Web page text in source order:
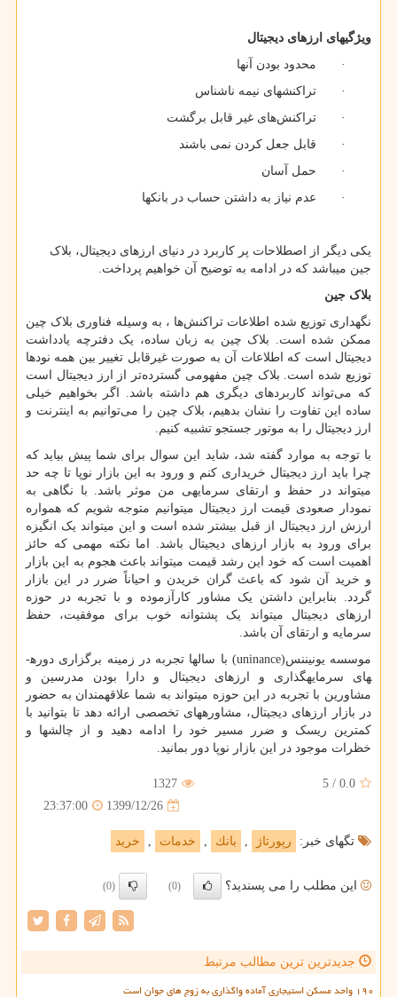
ویژگی­های ارزهای دیجیتال
· محدود بودن آن­ها
· تراکنش­های نیمه ناشناس
· تراکنش‌های غیر قابل برگشت
· قابل جعل کردن نمی باشند
· حمل آسان
· عدم نیاز به داشتن حساب در بانک­ها
یکی دیگر از اصطلاحات پر کاربرد در دنیای ارزهای دیجیتال، بلاک
جین می­باشد که در ادامه به توضیح آن خواهیم پرداخت.
بلاک جین
نگهداری توزیع شده اطلاعات تراکنش‌ها ، به وسیله فناوری بلاک چین
ممکن شده است. بلاک چین به زبان ساده، یک دفترچه یادداشت
دیجیتال است که اطلاعات آن به صورت غیرقابل تغییر بین همه نودها
توزیع شده است. بلاک چین مفهومی گسترده‌تر از ارز دیجیتال است
که می‌تواند کاربردهای دیگری هم داشته باشد. اگر بخواهیم خیلی
ساده این تفاوت را نشان بدهیم، بلاک چین را می‌توانیم به اینترنت و
ارز دیجیتال را به موتور جستجو تشبیه کنیم.
با توجه به موارد گفته شد، شاید این سوال برای شما پیش بیاید که
چرا باید ارز دیجیتال خریداری کنم و ورود به این بازار نوپا تا چه حد
می­تواند در حفظ و ارتقای سرمایه­ی من موثر باشد. با نگاهی به
نمودار صعودی قیمت ارز دیجیتال میتوانیم متوجه شویم که همواره
ارزش ارز دیجیتال از قبل بیشتر شده است و این می­تواند یک انگیزه
برای ورود به بازار ارزهای دیجیتال باشد. اما نکته مهمی ­که حائز
اهمیت است که خود این رشد قیمت می­تواند باعث هجوم به این بازار
و خرید آن شود که باعث گران خریدن و احیاناً ضرر در این بازار
گردد. بنابراین داشتن یک مشاور کارآزموده و با تجربه در حوزه
ارزهای دیجیتال می­تواند یک پشتوانه خوب برای موفقیت، حفظ
سرمایه و ارتقای آن باشد.
موسسه یونیننس(uninance) با سال­ها تجربه در زمینه برگزاری دوره­
های سرمایه­گذاری و ارزهای دیجیتال و دارا بودن مدرسین و
مشاورین با تجربه در این حوزه می­تواند به شما علاقه­مندان به حضور
در بازار ارزهای دیجیتال، مشاوره­های تخصصی ارائه دهد تا بتوانید با
کم­ترین ریسک و ضرر مسیر خود را ادامه دهید و از چالش­ها و
خظرات موجود در این بازار نوپا دور بمانید.
0.0
/
5
1327
1399/12/26
23:37:00
تگهای خبر: رپورتاژ , بانك , خدمات , خرید
این مطلب را می پسندید؟ (0)
(0)
جدیدترین ترین مطالب مرتبط
۱۹۰ واحد مسکن استیجاری آماده واگذاری به زوج های جوان است